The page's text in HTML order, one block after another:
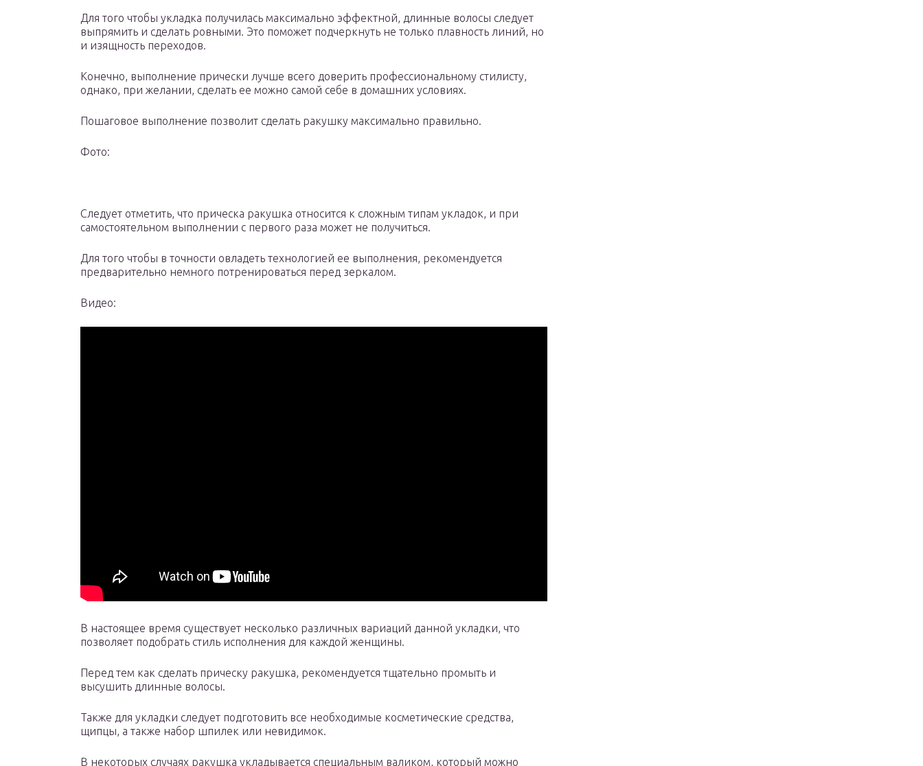
Для того чтобы укладка получилась максимально эффектной, длинные волосы следует
выпрямить и сделать ровными. Это поможет подчеркнуть не только плавность линий, но
и изящность переходов.
Конечно, выполнение прически лучше всего доверить профессиональному стилисту,
однако, при желании, сделать ее можно самой себе в домашних условиях.
Пошаговое выполнение позволит сделать ракушку максимально правильно.
Фото:
Следует отметить, что прическа ракушка относится к сложным типам укладок, и при
самостоятельном выполнении с первого раза может не получиться.
Для того чтобы в точности овладеть технологией ее выполнения, рекомендуется
предварительно немного потренироваться перед зеркалом.
Видео:
В настоящее время существует несколько различных вариаций данной укладки, что
позволяет подобрать стиль исполнения для каждой женщины.
Перед тем как сделать прическу ракушка, рекомендуется тщательно промыть и
высушить длинные волосы.
Также для укладки следует подготовить все необходимые косметические средства,
щипцы, а также набор шпилек или невидимок.
В некоторых случаях ракушка укладывается специальным валиком, который можно